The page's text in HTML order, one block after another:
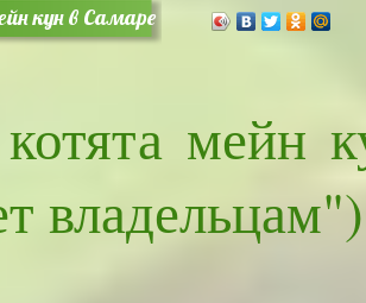
кун в Самаре (из серии: "привет
мейн
владельцам")